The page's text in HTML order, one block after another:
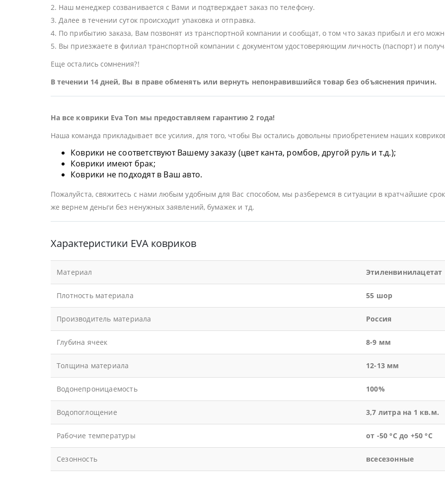
2. Наш менеджер созванивается с Вами и подтверждает заказ по телефону.
3. Далее в течении суток происходит упаковка и отправка.
4. По прибытию заказа, Вам позвонят из транспортной компании и сообщат, о том что заказ прибыл и его
5. Вы приезжаете в филиал транспортной компании с документом удостоверяющим личность (паспорт) и
Еще остались сомнения?!
В течении 14 дней, Вы в праве обменять или вернуть непонравившийся товар без объяснения причин.
На все коврики Eva Ton мы предоставляем гарантию 2 года!
Наша команда прикладывает все усилия, для того, чтобы Вы остались довольны приобретением наших
Коврики не соответствуют Вашему заказу (цвет канта, ромбов, другой руль и т.д.);
Коврики имеют брак;
Коврики не подходят в Ваш авто.
Пожалуйста, свяжитесь с нами любым удобным для Вас способом, мы разберемся в ситуации в кратчайшие
же вернем деньги без ненужных заявлений, бумажек и тд.
Характеристики EVA ковриков
Материал Этиленвинилацетат
Плотность материала 55 шор
Производитель материала Россия
Глубина ячеек 8-9 мм
Толщина материала 12-13 мм
Водонепроницаемость 100%
Водопоглощение 3,7 литра на 1 кв.м.
Рабочие температуры от -50 °С до +50 °С
Сезонность всесезонные